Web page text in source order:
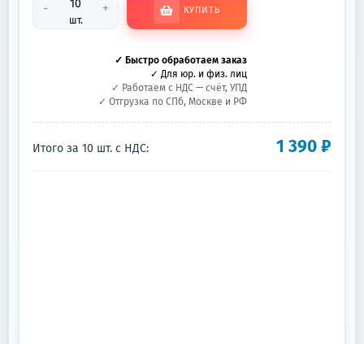
-
шт.
+ КУПИТЬ
✓ Быстро обработаем заказ
✓ Для юр. и физ. лиц
✓ Работаем с НДС — счёт, УПД
✓ Отгрузка по СПб, Москве и РФ
Итого за 10 шт. с НДС: 1 390₽